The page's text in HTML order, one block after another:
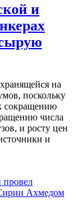
и
на
поскольку
сокращению
числа
и росту цен
и